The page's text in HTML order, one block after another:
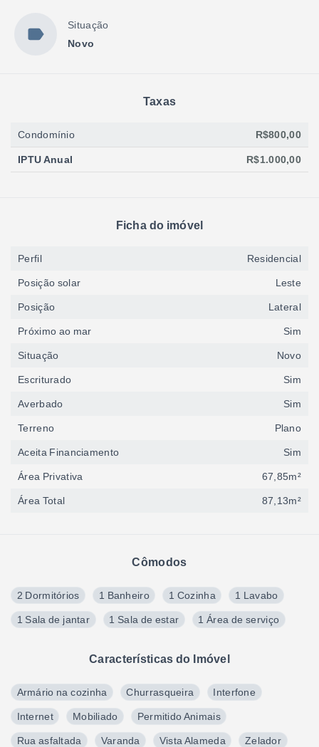
Situação
Novo
Cômodos
2 Dormitórios 1 Banheiro 1 Cozinha 1 Lavabo
1 Sala de jantar 1 Sala de estar 1 Área de serviço
Características do Imóvel
Armário na cozinha Churrasqueira Interfone
Internet Mobiliado Permitido Animais
Rua asfaltada Varanda Vista Alameda Zelador
Taxas
Condomínio R$800,00
IPTU Anual R$1.000,00
Ficha do imóvel
Perfil Residencial
Posição solar Leste
Posição Lateral
Próximo ao mar Sim
Situação Novo
Escriturado Sim
Averbado Sim
Terreno Plano
Aceita Financiamento Sim
Área Privativa 67,85m²
Área Total 87,13m²